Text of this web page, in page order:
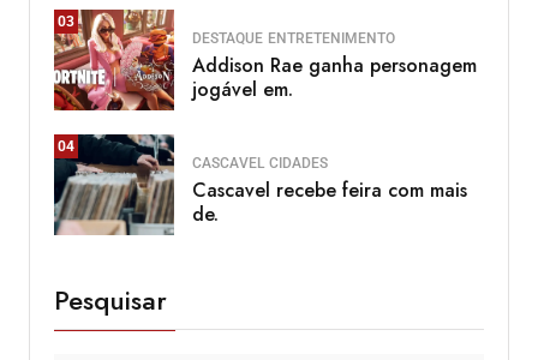
03
DESTAQUE ENTRETENIMENTO
Addison Rae ganha personagem
jogável em.
04
CASCAVEL CIDADES
Cascavel recebe feira com mais
de.
Pesquisar